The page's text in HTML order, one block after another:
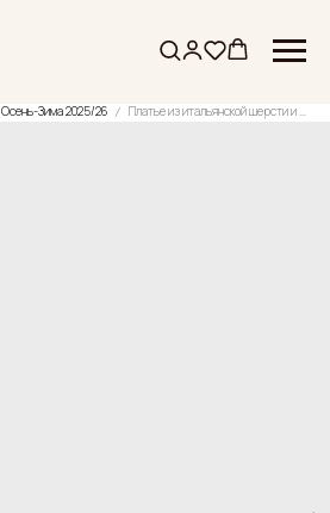
Осень-Зима 2025/26 Платье из итальянской шерсти и вискозы